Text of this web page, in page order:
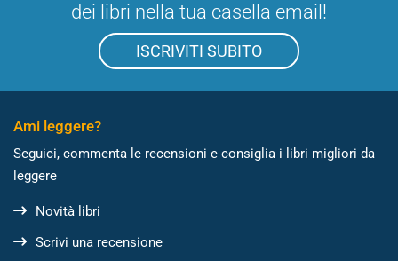
dei libri nella tua casella email!
ISCRIVITI SUBITO
Ami leggere?
Seguici, commenta le recensioni e consiglia i libri migliori da
leggere
Novità libri
Scrivi una recensione